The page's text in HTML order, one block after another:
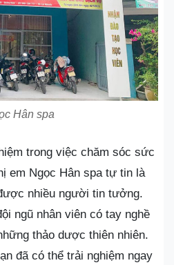
Hân spa
trong việc chăm sóc sức
em Ngọc Hân spa tự tin là
nhiều người tin tưởng.
ngũ nhân viên có tay nghề
thảo dược thiên nhiên.
đã có thể trải nghiệm ngay